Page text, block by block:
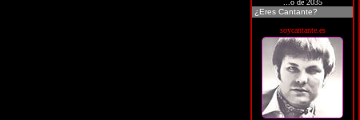
...o de 2035
¿Eres Cantante?
soycantante.es